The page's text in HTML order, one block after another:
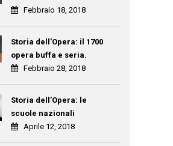
Febbraio 18, 2018
Storia dell’Opera: il 1700
opera buffa e seria.
Febbraio 28, 2018
Storia dell’Opera: le
scuole nazionali
Aprile 12, 2018